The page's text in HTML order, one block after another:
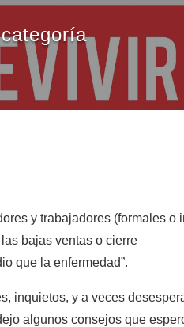
y trabajadores (formales o
bajas ventas o cierre
que la enfermedad”.
inquietos, y a veces
algunos consejos que